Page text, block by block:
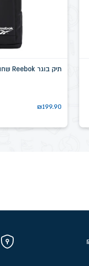
תיק בוגר Reebok שחור דגם שיקגו SN58639D
₪199.90